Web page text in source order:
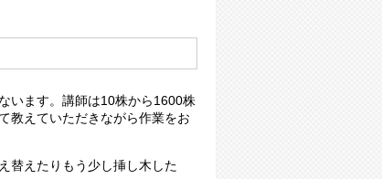
います。講師は10株から1600株
教えていただきながら作業をお
替えたりもう少し挿し木した